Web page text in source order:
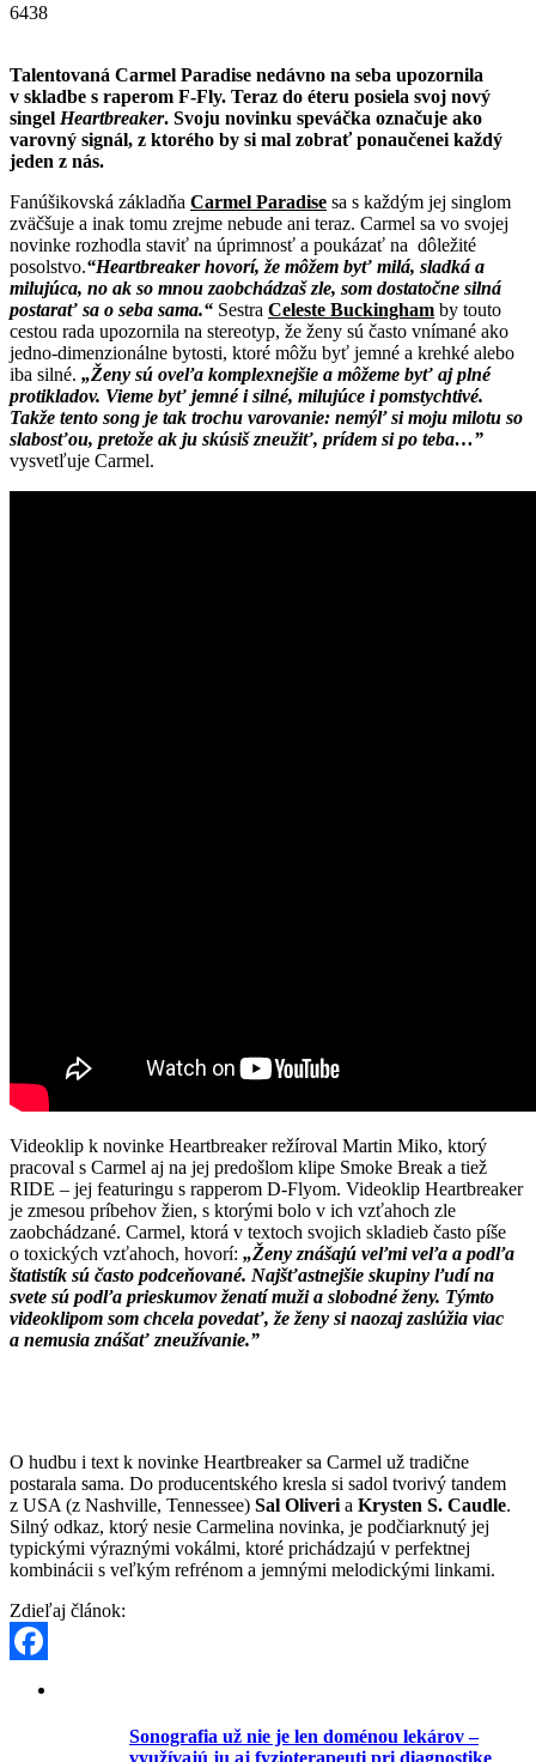
6438
Talentovaná Carmel Paradise nedávno na seba upozornila
v skladbe s raperom F-Fly. Teraz do éteru posiela svoj nový
singel Heartbreaker. Svoju novinku speváčka označuje ako
varovný signál, z ktorého by si mal zobrať ponaučenei každý
jeden z nás.
Fanúšikovská základňa Carmel Paradise sa s každým jej singlom
zväčšuje a inak tomu zrejme nebude ani teraz. Carmel sa vo svojej
novinke rozhodla staviť na úprimnosť a poukázať na dôležité
posolstvo.“Heartbreaker hovorí, že môžem byť milá, sladká a
milujúca, no ak so mnou zaobchádzaš zle, som dostatočne silná
postarať sa o seba sama.“ Sestra Celeste Buckingham by touto
cestou rada upozornila na stereotyp, že ženy sú často vnímané ako
jedno-dimenzionálne bytosti, ktoré môžu byť jemné a krehké alebo
iba silné. „Ženy sú oveľa komplexnejšie a môžeme byť aj plné
protikladov. Vieme byť jemné i silné, milujúce i pomstychtivé.
Takže tento song je tak trochu varovanie: nemýľ si moju milotu so
slabosťou, pretože ak ju skúsiš zneužiť, prídem si po teba…”
vysvetľuje Carmel.
Videoklip k novinke Heartbreaker režíroval Martin Miko, ktorý
pracoval s Carmel aj na jej predošlom klipe Smoke Break a tiež
RIDE – jej featuringu s rapperom D-Flyom. Videoklip Heartbreaker
je zmesou príbehov žien, s ktorými bolo v ich vzťahoch zle
zaobchádzané. Carmel, ktorá v textoch svojich skladieb často píše
o toxických vzťahoch, hovorí: „Ženy znášajú veľmi veľa a podľa
štatistík sú často podceňované. Najšťastnejšie skupiny ľudí na
svete sú podľa prieskumov ženatí muži a slobodné ženy. Týmto
videoklipom som chcela povedať, že ženy si naozaj zaslúžia viac
a nemusia znášať zneužívanie.”
O hudbu i text k novinke Heartbreaker sa Carmel už tradične
postarala sama. Do producentského kresla si sadol tvorivý tandem
z USA (z Nashville, Tennessee) Sal Oliveri a Krysten S. Caudle.
Silný odkaz, ktorý nesie Carmelina novinka, je podčiarknutý jej
typickými výraznými vokálmi, ktoré prichádzajú v perfektnej
kombinácii s veľkým refrénom a jemnými melodickými linkami.
Zdieľaj článok:
Sonografia už nie je len doménou lekárov –